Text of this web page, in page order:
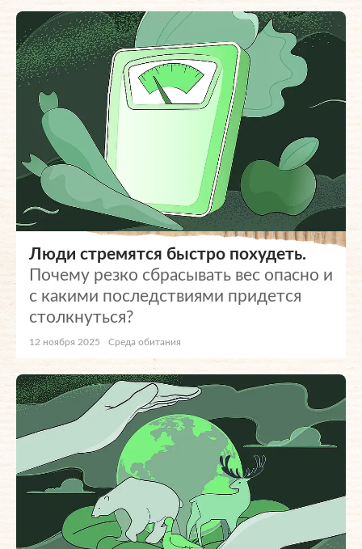
Люди стремятся быстро похудеть.
Почему резко сбрасывать вес опасно и
с какими последствиями придется
столкнуться?
12 ноября 2025 Среда обитания